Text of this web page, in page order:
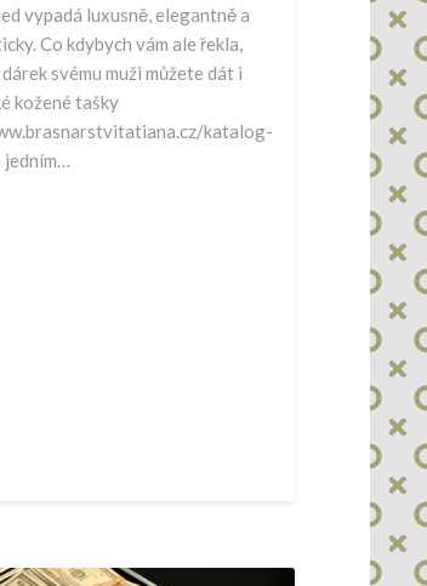
vypadá luxusně, elegantně a
Co kdybych vám ale řekla,
svému muži můžete dát i
kožené tašky
katalog-
jedním…